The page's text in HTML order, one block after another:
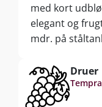
med kort
elegant og
mdr. på
Druer